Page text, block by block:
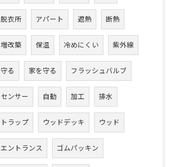
脱衣所 アパート 遮熱 断熱
増改築 保温 冷めにくい 紫外線
守る 家を守る フラッシュバルブ
センサー 自動 加工 排水
トラップ ウッドデッキ ウッド
エントランス ゴムパッキン